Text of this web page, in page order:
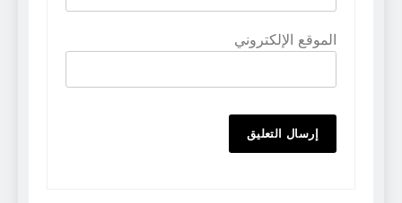
الموقع الإلكتروني